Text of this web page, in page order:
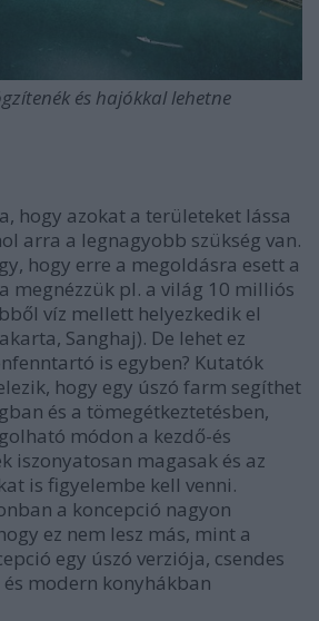
és hajókkal lehetne
hogy azokat a területeket lássa
arra a legnagyobb szükség van.
hogy erre a megoldásra esett a
megnézzük pl. a világ 10 milliós
víz mellett helyezkedik el
Sanghaj). De lehet ez
is egyben? Kutatók
hogy egy úszó farm segíthet
és a tömegétkeztetésben,
módon a kezdő-és
iszonyatosan magasak és az
is figyelembe kell venni.
a koncepció nagyon
ez nem lesz más, mint a
egy úszó verziója, csendes
modern konyhákban